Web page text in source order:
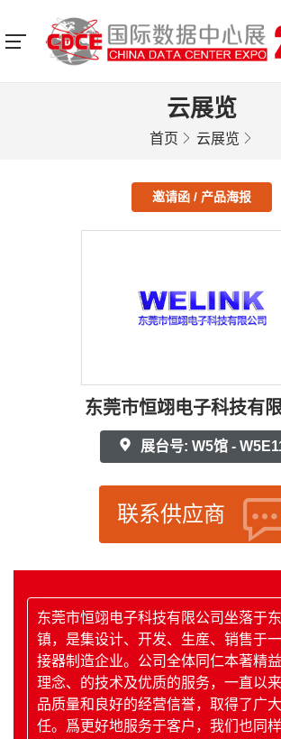
云展览
首页 云展览
邀请函 / 产品海报
东莞市恒翊电子科技有
展台号: W5馆 -
联系供应商
东莞市恒翊电子科技有限公司坐落于
镇，是集设计、开发、生産、销售于
接器制造企业。公司全体同仁本著精
理念、的技术及优质的服务，一直以
品质量和良好的经营信誉，取得了广
任。爲更好地服务于客户，我们也同